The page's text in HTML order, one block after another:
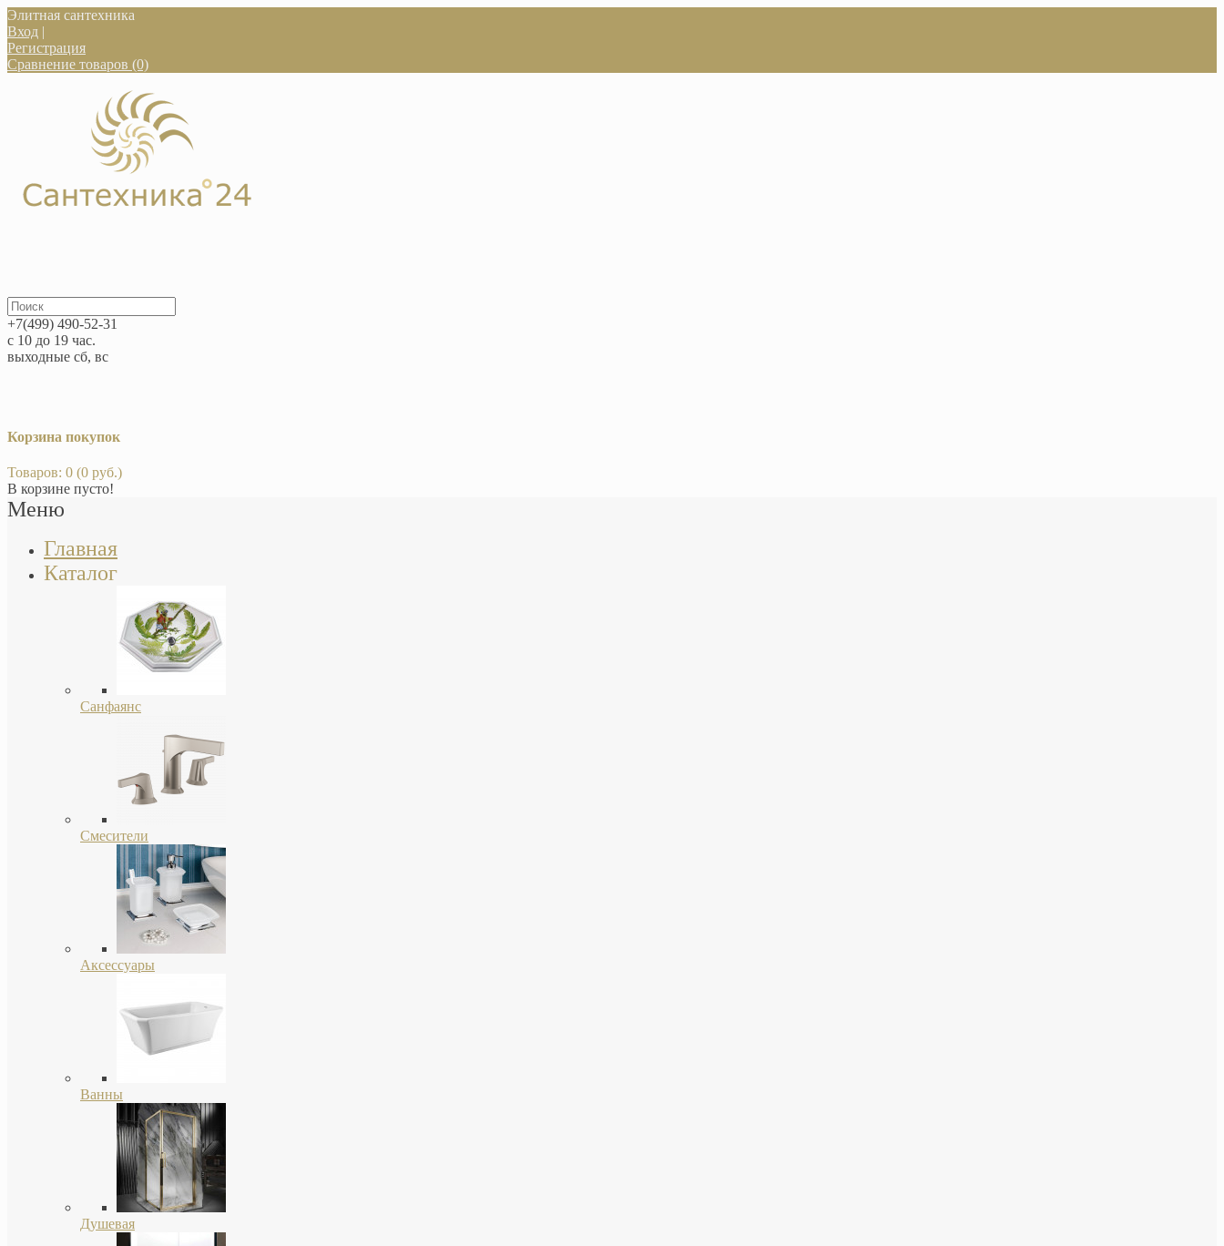
Элитная сантехника
Вход |
Регистрация
Сравнение товаров (0)
+7(499) 490-52-31
с 10 до 19 час.
выходные сб, вс
Корзина покупок
Товаров: 0 (0 руб.)
В корзине пусто!
Меню
Главная
Каталог
Санфаянс
Смесители
Аксессуары
Ванны
Душевая